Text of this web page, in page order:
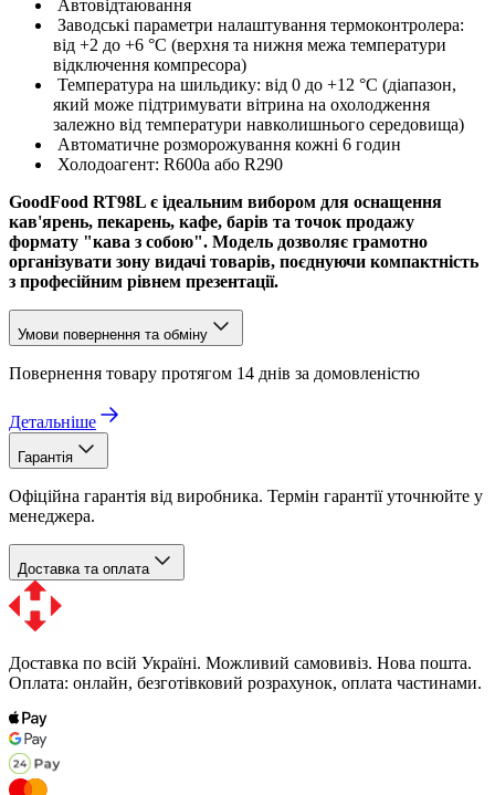
Автовідтаювання
Заводські параметри налаштування термоконтролера:
від +2 до +6 °C (верхня та нижня межа температури
відключення компресора)
Температура на шильдику: від 0 до +12 °C (діапазон,
який може підтримувати вітрина на охолодження
залежно від температури навколишнього середовища)
Автоматичне розморожування кожні 6 годин
Холодоагент: R600a або R290
GoodFood RT98L є ідеальним вибором для оснащення
кав'ярень, пекарень, кафе, барів та точок продажу
формату "кава з собою". Модель дозволяє грамотно
організувати зону видачі товарів, поєднуючи компактність
з професійним рівнем презентації.
Умови повернення та обміну
Повернення товару протягом 14 днів за домовленістю
Детальніше
Гарантія
Офіційна гарантія від виробника. Термін гарантії уточнюйте у
менеджера.
Доставка та оплата
Доставка по всій Україні. Можливий самовивіз. Нова пошта.
Оплата: онлайн, безготівковий розрахунок, оплата частинами.